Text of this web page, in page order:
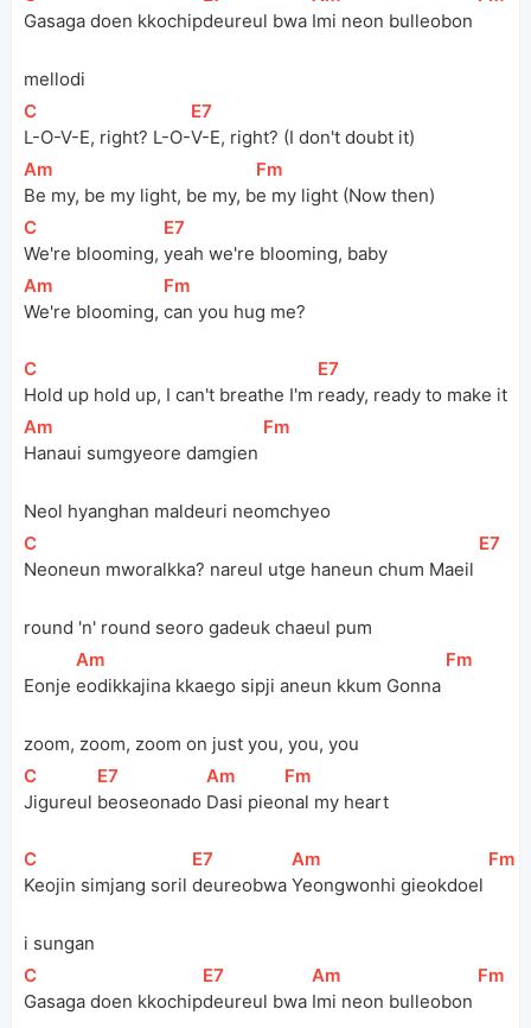
Gasaga doen kkochipdeureul bwa Imi neon bulleobon
mellodi
[
C
L-O-V-E, right? L-O-
[E7
V-E, right? (I don't doubt it)
[
Am
Be my, be my light, be my, b
[Fm
e my light (Now then)
[
C
We're blooming,
[E7
yeah we're blooming, baby
[
Am
We're blooming,
[Fm
can you hug me?
[
C
Hold up hold up, I can't breathe I'm
[E7
ready, ready to make it
[
Am
Hanaui sumgyeore damgien
[Fm
Neol hyanghan maldeuri neomchyeo
[
C
Neoneun mworalkka? nareul utge haneun chum Maeil
[E7
round 'n' round seoro gadeuk chaeul pum
Eonje
[
Am
eodikkajina kkaego sipji aneun kkum Gonna
[Fm
zoom, zoom, zoom on just you, you, you
[
C
Jigureul
[E7
beoseonado
[
Am
Dasi pieo
[Fm
nal my heart
[
C
Keojin simjang soril
[E7
deureobwa
[
Am
Yeongwonhi gieokdoel
[Fm
i sungan
[
C
Gasaga doen kkochip
[E7
deureul bwa
[
Am
Imi neon bulleobon
[Fm